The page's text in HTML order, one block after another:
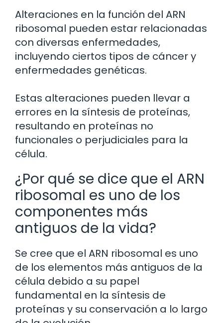
Alteraciones en la función del ARN
ribosomal pueden estar relacionadas
con diversas enfermedades,
incluyendo ciertos tipos de cáncer y
enfermedades genéticas.
Estas alteraciones pueden llevar a
errores en la síntesis de proteínas,
resultando en proteínas no
funcionales o perjudiciales para la
célula.
¿Por qué se dice que el ARN
ribosomal es uno de los
componentes más
antiguos de la vida?
Se cree que el ARN ribosomal es uno
de los elementos más antiguos de la
célula debido a su papel
fundamental en la síntesis de
proteínas y su conservación a lo largo